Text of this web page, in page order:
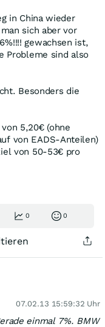
in China wieder
sich aber vor
gewachsen ist,
Probleme sind also
Besonders die
5,20€ (ohne
von EADS-Anteilen)
von 50-53€ pro
0 0
07.02.13 15:59:32 Uhr
einmal 7%. BMW